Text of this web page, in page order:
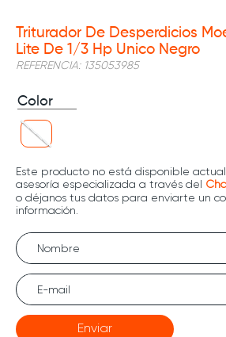
Triturador De Desperdicios
Lite De 1/3 Hp Unico Negro
REFERENCIA: 135053985
Color
Enviar